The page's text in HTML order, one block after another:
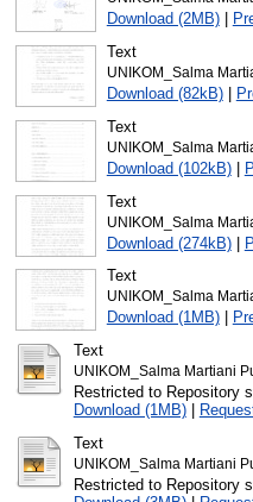
Download (2MB)|
Text
UNIKOM_Salma
Download (82kB)|
Text
UNIKOM_Salma
Download (102kB)|
Text
UNIKOM_Salma
Download (274kB)|
Text
UNIKOM_Salma
Download (1MB)|
Text
UNIKOM_Salma Martiani
Restricted to Repository
Download (1MB)|
Text
UNIKOM_Salma Martiani
Restricted to Repository